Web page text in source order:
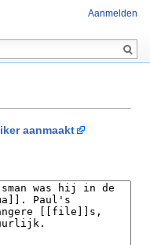
aanmaakt
Aanmelden